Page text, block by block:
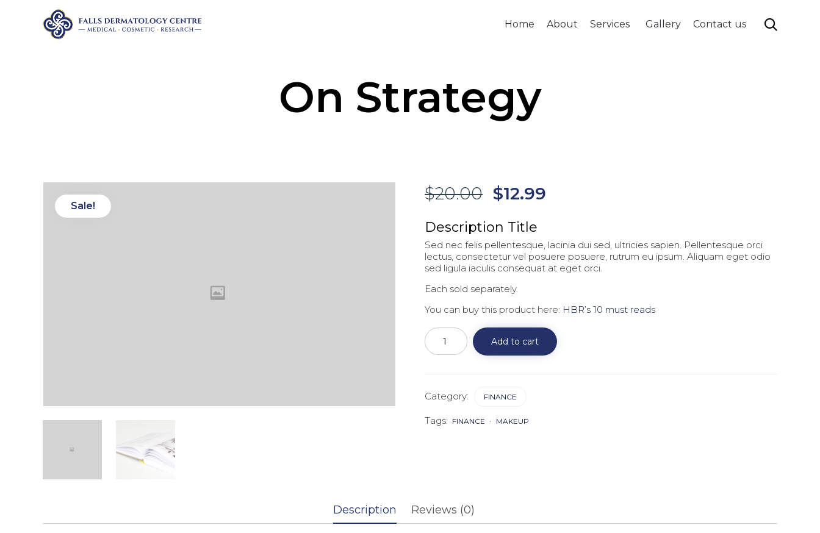
Home About Services Gallery Contact us 
On Strategy
Sale!
$20.00 $12.99
Description Title
Sed nec felis pellentesque, lacinia dui sed, ultricies sapien. Pellentesque orci
lectus, consectetur vel posuere posuere, rutrum eu ipsum. Aliquam eget odio
sed ligula iaculis consequat at eget orci.
Each sold separately.
You can buy this product here: HBR’s 10 must reads
On
Strategy
quantity
Add to cart
Category: FINANCE
Tags: FINANCE MAKEUP
Description Reviews (0)